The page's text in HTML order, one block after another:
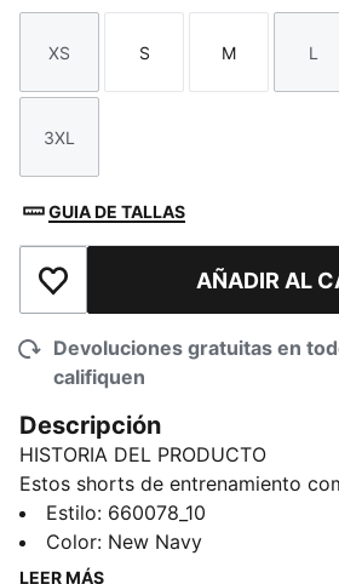
Talla
XS
Talla
S
Talla
M L
Talla
3XL
GUIA DE TALLAS
Añadir a la lista de deseos
AÑADIR AL
Devoluciones gratuitas en
califiquen
Descripción
HISTORIA DEL PRODUCTO
Estos shorts de entrenamiento
y rendimiento en esta exclusiva
Inspirado en el viaje de Christian
Ultra que lleva, estos shorts de
Estilo: 660078_10
Color: New Navy
LEER MÁS